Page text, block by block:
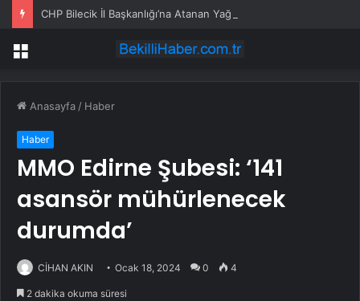
Menü
Anasayfa / Haber
Haber
MMO Edirne Şubesi: ‘141
asansör mühürlenecek
durumda’
CİHAN AKIN Ocak 18, 2024 0 4
2 dakika okuma süresi